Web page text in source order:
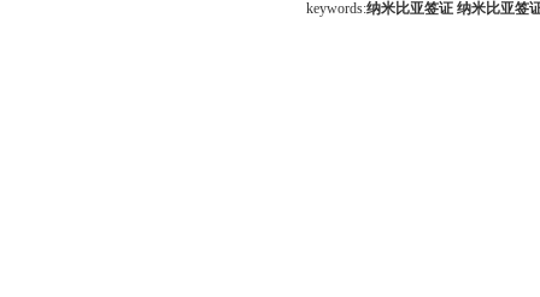
keywords:纳米比亚签证 纳米比亚签